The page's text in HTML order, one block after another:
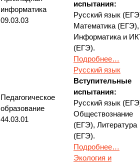
информатика
09.03.03
испытания:
Русский язык
Математика (ЕГЭ),
Информатика и
(ЕГЭ).
Подробнее…
Педагогическое
образование
44.03.01
Русский язык
Вступительные
испытания:
Русский язык
Обществознание
(ЕГЭ), Литература
(ЕГЭ).
Подробнее…
Экология и